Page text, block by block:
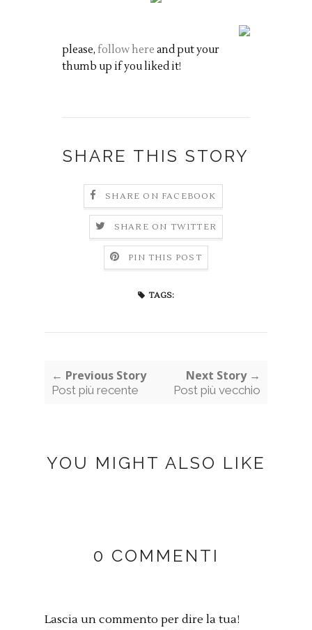
please, follow here and put your
thumb up if you liked it!
SHARE THIS STORY
SHARE ON FACEBOOK
SHARE ON TWITTER
PIN THIS POST
TAGS:
← Previous Story
Post più recente
Next Story →
Post più vecchio
YOU MIGHT ALSO LIKE
0 COMMENTI
Lascia un commento per dire la tua!